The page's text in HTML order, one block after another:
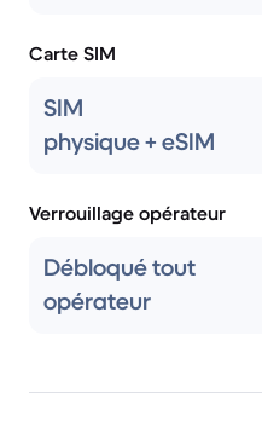
Carte SIM
SIM
physique + eSIM
Verrouillage opérateur
Débloqué tout
opérateur